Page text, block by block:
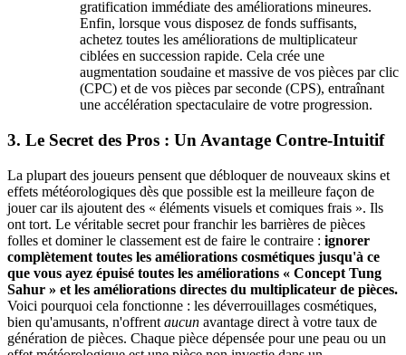
gratification immédiate des améliorations mineures.
Enfin, lorsque vous disposez de fonds suffisants,
achetez toutes les améliorations de multiplicateur
ciblées en succession rapide. Cela crée une
augmentation soudaine et massive de vos pièces par clic
(CPC) et de vos pièces par seconde (CPS), entraînant
une accélération spectaculaire de votre progression.
3. Le Secret des Pros : Un Avantage Contre-Intuitif
La plupart des joueurs pensent que débloquer de nouveaux skins et
effets météorologiques dès que possible est la meilleure façon de
jouer car ils ajoutent des « éléments visuels et comiques frais ». Ils
ont tort. Le véritable secret pour franchir les barrières de pièces
folles et dominer le classement est de faire le contraire : ignorer
complètement toutes les améliorations cosmétiques jusqu'à ce
que vous ayez épuisé toutes les améliorations « Concept Tung
Sahur » et les améliorations directes du multiplicateur de pièces.
Voici pourquoi cela fonctionne : les déverrouillages cosmétiques,
bien qu'amusants, n'offrent aucun avantage direct à votre taux de
génération de pièces. Chaque pièce dépensée pour une peau ou un